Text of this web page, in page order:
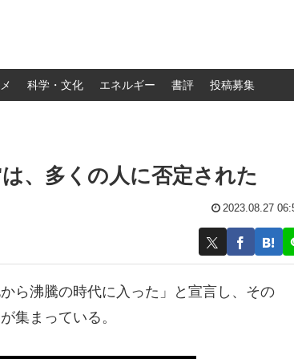
科学・文化 エネルギー 書評 投稿募集
、多くの人に否定された
2023.08.27
ら沸騰の時代に入った」と宣言し、その
集まっている。